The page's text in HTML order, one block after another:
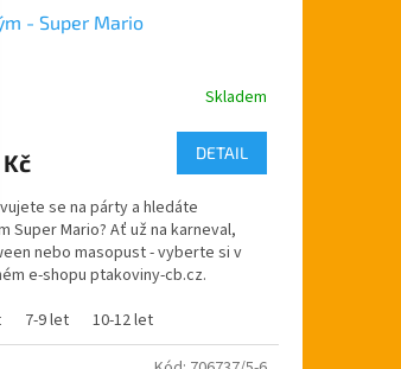
- Super Mario
Skladem
DETAIL
se na párty a hledáte
Super Mario? Ať už na karneval,
nebo masopust - vyberte si v
e-shopu ptakoviny-cb.cz.
7-9 let 10-12 let